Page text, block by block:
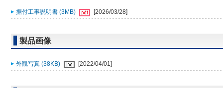
据付工事説明書 (3MB) [2026/03/28]
製品画像
外観写真 (38KB) [2022/04/01]